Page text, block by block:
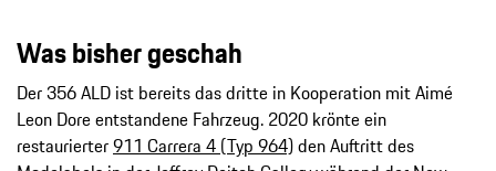
Was bisher geschah
Der 356 ALD ist bereits das dritte in Kooperation mit Aimé
Leon Dore entstandene Fahrzeug. 2020 krönte ein
restaurierter911 Carrera 4 (Typ 964)den Auftritt des